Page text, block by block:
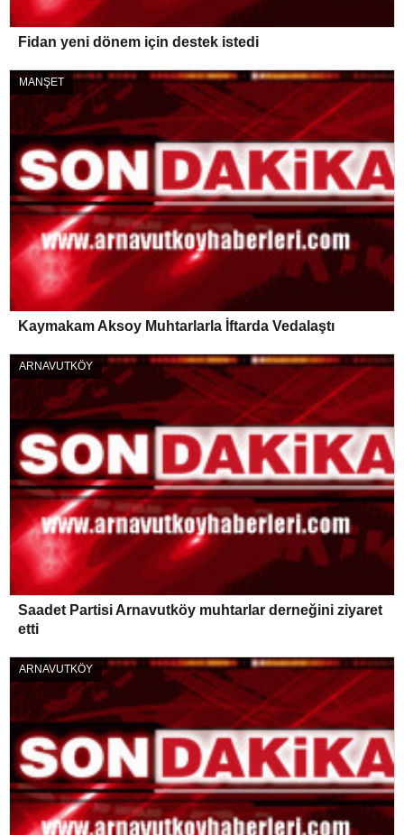
Fidan yeni dönem için destek istedi
MANŞET
Kaymakam Aksoy Muhtarlarla İftarda Vedalaştı
ARNAVUTKÖY
Saadet Partisi Arnavutköy muhtarlar derneğini ziyaret
etti
ARNAVUTKÖY